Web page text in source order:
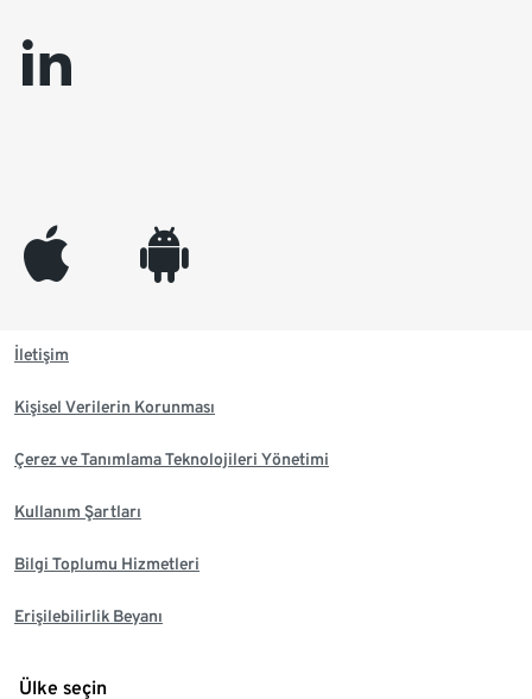
linkedin
appleinc android
İletişim
Kişisel Verilerin Korunması
Çerez ve Tanımlama Teknolojileri Yönetimi
Kullanım Şartları
Bilgi Toplumu Hizmetleri
Erişilebilirlik Beyanı
Ülke seçin